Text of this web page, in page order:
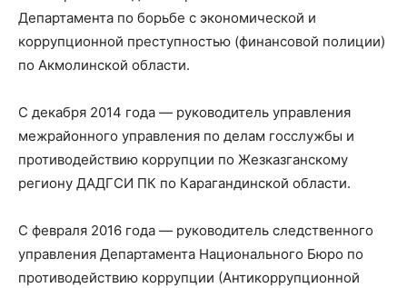
Департамента по борьбе с экономической и
коррупционной преступностью (финансовой полиции)
по Акмолинской области.
С декабря 2014 года — руководитель управления
межрайонного управления по делам госслужбы и
противодействию коррупции по Жезказганскому
региону ДАДГСИ ПК по Карагандинской области.
С февраля 2016 года — руководитель следственного
управления Департамента Национального Бюро по
противодействию коррупции (Антикоррупционной